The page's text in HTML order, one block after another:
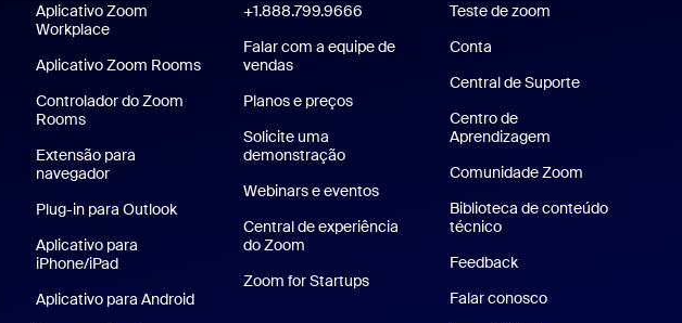
Sustentabilidade e ESG
Aplicativo Zoom
WorkplaceAplicativo Zoom Workplace
Aplicativo Zoom RoomsAplicativo Zoom Rooms
Controlador do Zoom
Rooms
Extensão para
navegador
Plug-in para Outlook
Aplicativo para
iPhone/iPadAplicativo para iPhone/iPad
Aplicativo para AndroidAplicativo para Android
+1.888.799.9666 Clique para chamar
Falar com a equipe de
vendas
Planos e preçosPlanos e preços
Solicite uma
demonstraçãoSolicitar uma demonstração
Webinars e eventos
Central de experiência
do Zoom
Zoom for StartupsZoom for Startups
Teste de zoom
Conta
Central de Suporte
Centro de
Aprendizagem
Comunidade Zoom
Biblioteca de conteúdo
técnico
Feedback
Falar conosco